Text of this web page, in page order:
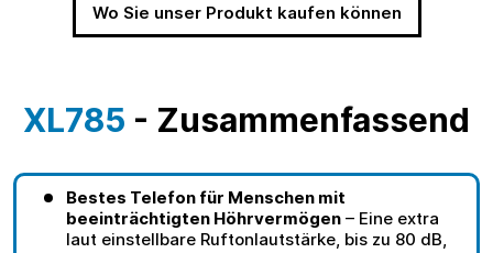
Wo Sie unser Produkt kaufen können
XL785 - Zusammenfassend
Bestes Telefon für Menschen mit
beeinträchtigten Höhrvermögen – Eine extra
laut einstellbare Ruftonlautstärke, bis zu 80 dB,